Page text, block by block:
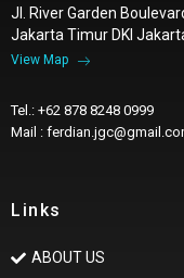
Jl. River Garden
Jakarta Timur DKI
View Map
Tel.: +62 878 8248 0999
Mail :
Links
ABOUT US